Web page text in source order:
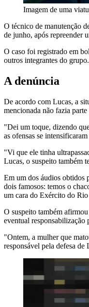
Imagem de uma
O técnico de manutenção
de junho, após repreender
O caso foi registrado em
outros integrantes do grupo.
A denúncia
De acordo com Lucas, a
mencionada não fazia
"Dei um toque, dizendo
as ofensas se
"Vi que ele tinha
Lucas, o suspeito também
Em um dos áudios obtidos
dois famosos: temos o
um cara do Exército do
O suspeito também
eventual responsabilização
"Ontem, a mulher que
responsável pela defesa